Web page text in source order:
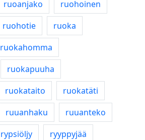
ruoanjako
ruohoinen
ruohotie
ruoka
ruokahomma
ruokapuuha
ruokataito
ruokatäti
ruuanhaku
ruuanteko
rypsiöljy
ryyppyjää